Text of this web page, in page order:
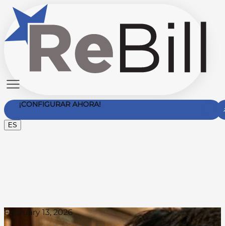
¡CONFIGURAR AHORA!
ES
February 13, 2026